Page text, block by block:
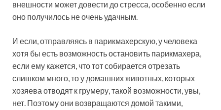
внешности может довести до стресса, особенно если
оно получилось не очень удачным.
И если, отправляясь в парикмахерскую, у человека
хотя бы есть возможность остановить парикмахера,
если ему кажется, что тот собирается отрезать
слишком много, то у домашних животных, которых
хозяева отводят к грумеру, такой возможности, увы,
нет. Поэтому они возвращаются домой такими,